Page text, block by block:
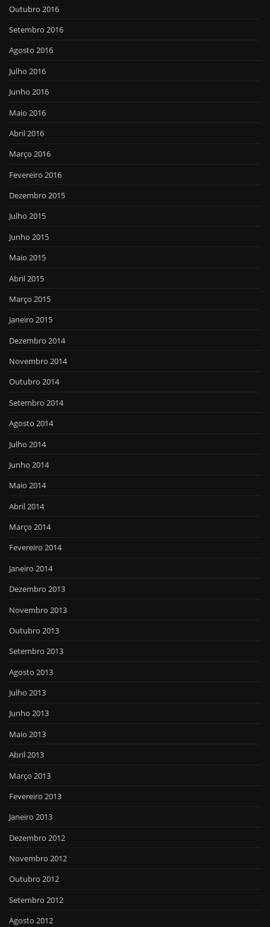
Outubro 2016
Setembro 2016
Agosto 2016
Julho 2016
Junho 2016
Maio 2016
Abril 2016
Março 2016
Fevereiro 2016
Dezembro 2015
Julho 2015
Junho 2015
Maio 2015
Abril 2015
Março 2015
Janeiro 2015
Dezembro 2014
Novembro 2014
Outubro 2014
Setembro 2014
Agosto 2014
Julho 2014
Junho 2014
Maio 2014
Abril 2014
Março 2014
Fevereiro 2014
Janeiro 2014
Dezembro 2013
Novembro 2013
Outubro 2013
Setembro 2013
Agosto 2013
Julho 2013
Junho 2013
Maio 2013
Abril 2013
Março 2013
Fevereiro 2013
Janeiro 2013
Dezembro 2012
Novembro 2012
Outubro 2012
Setembro 2012
Agosto 2012